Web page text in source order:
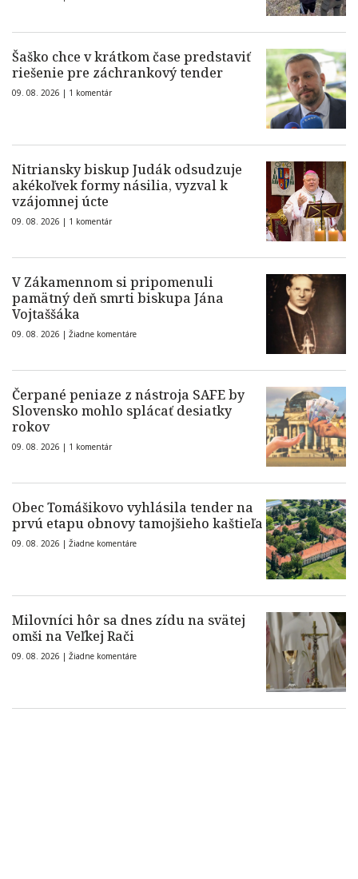
Šaško chce v krátkom čase predstaviť
riešenie pre záchrankový tender
09. 08. 2026 | 1 komentár
Nitriansky biskup Judák odsudzuje
akékoľvek formy násilia, vyzval k
vzájomnej úcte
09. 08. 2026 | 1 komentár
V Zákamennom si pripomenuli
pamätný deň smrti biskupa Jána
Vojtaššáka
09. 08. 2026 | Žiadne komentáre
Čerpané peniaze z nástroja SAFE by
Slovensko mohlo splácať desiatky
rokov
09. 08. 2026 | 1 komentár
Obec Tomášikovo vyhlásila tender na
prvú etapu obnovy tamojšieho kaštieľa
09. 08. 2026 | Žiadne komentáre
Milovníci hôr sa dnes zídu na svätej
omši na Veľkej Rači
09. 08. 2026 | Žiadne komentáre